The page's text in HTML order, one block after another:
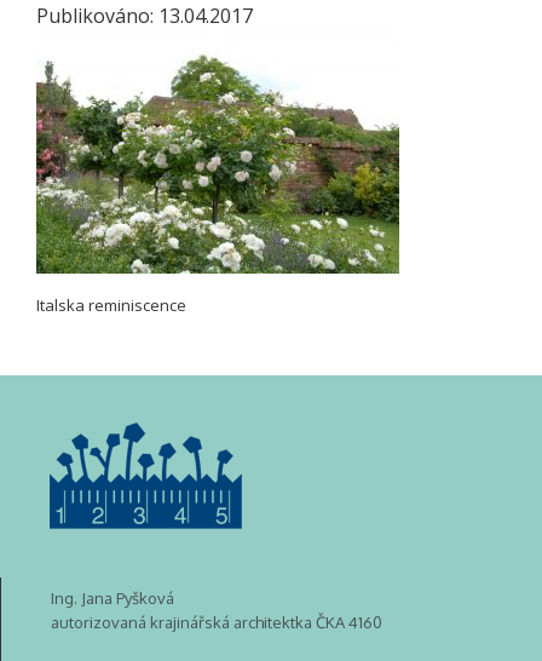
Publikováno: 13.04.2017
Italska reminiscence
Ing. Jana Pyšková
autorizovaná krajinářská architektka ČKA 4160